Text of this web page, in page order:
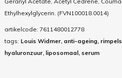
Ethylhexylglycerin. (FVN100018.0014)
artikelcode: 7611480012778
tags: Louis Widmer, anti-ageing,
hyaluronzuur, liposomaal, serum